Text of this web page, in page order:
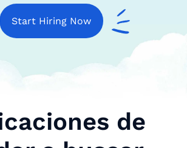
Start Hiring Now
de